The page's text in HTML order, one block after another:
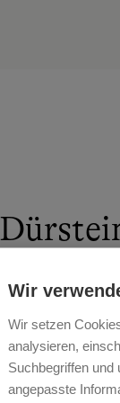
Wir
Wir setzen
analysieren,
Suchbegriffen und
angepasste